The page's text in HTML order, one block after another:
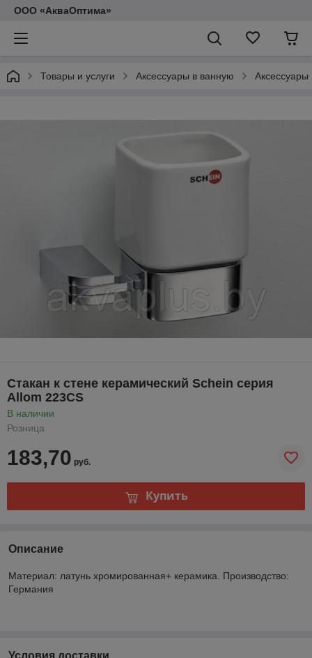
ООО «АкваОптима»
Товары и услуги Аксессуары в ванную
Стакан к стене керамический Schein серия
Allom 223CS
В наличии
Розница
183,70 руб.
Купить
Описание
Материал: латунь хромированная+ керамика. Производство:
Германия
Условия доставки